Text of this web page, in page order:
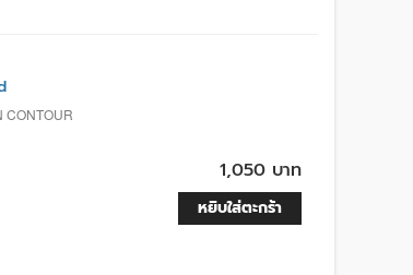
CONTOUR
1,050 บาท
หยิบใส่ตะกร้า